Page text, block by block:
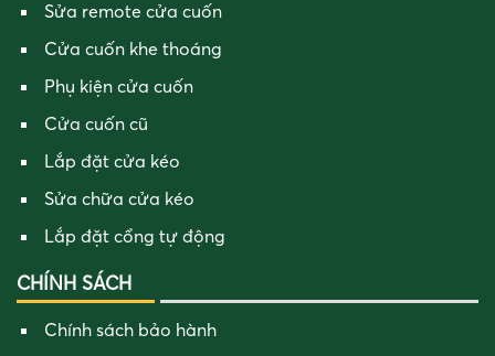
Sửa remote cửa cuốn
Cửa cuốn khe thoáng
Phụ kiện cửa cuốn
Cửa cuốn cũ
Lắp đặt cửa kéo
Sửa chữa cửa kéo
Lắp đặt cổng tự động
CHÍNH SÁCH
Chính sách bảo hành